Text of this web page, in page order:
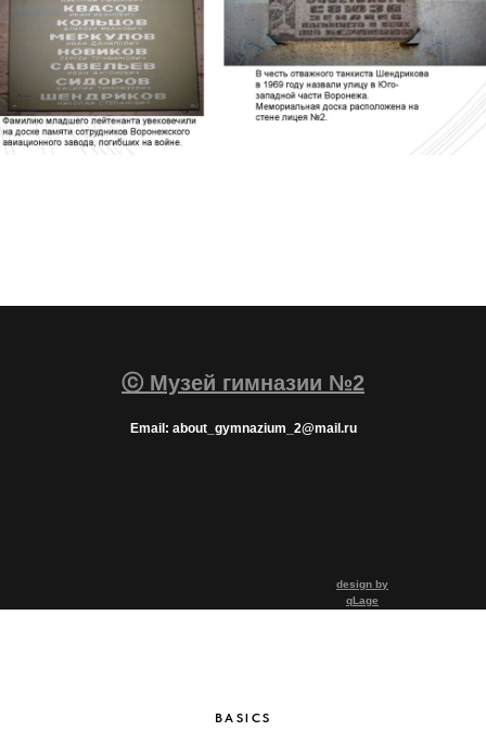
ⓒ Музей гимназии №2
Email: about_gymnazium_2@mail.ru
design by
qLage
BASICS